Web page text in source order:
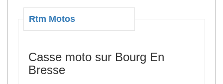
Rtm Motos
Casse moto sur Bourg En
Bresse